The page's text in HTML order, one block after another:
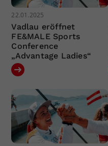
22.01.2025
Vadlau eröffnet
FE&MALE Sports
Conference
„Advantage Ladies“